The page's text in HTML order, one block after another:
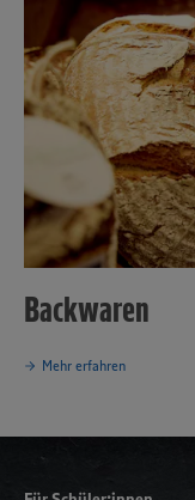
Backwaren
Mehr erfahren